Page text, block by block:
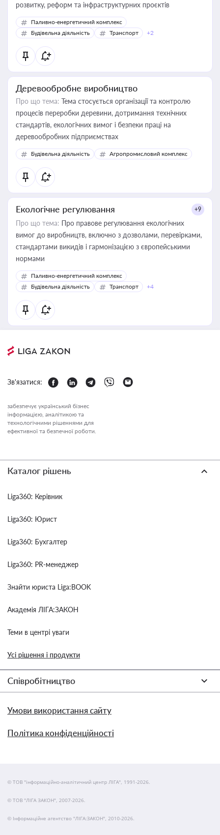
розвитку, реформ та інфраструктурних проєктів
Паливно-енергетичний комплекс
Будівельна діяльність
Транспорт +2
Деревообробне виробництво
Про що тема: Тема стосується організації та контролю
процесів переробки деревини, дотримання технічних
стандартів, екологічних вимог і безпеки праці на
деревообробних підприємствах
Будівельна діяльність Агропромисловий комплекс
Екологічне регулювання +9
Про що тема: Про правове регулювання екологічних
вимог до виробництв, включно з дозволами, перевірками,
стандартами викидів і гармонізацією з європейськими
нормами
Паливно-енергетичний комплекс
Будівельна діяльність
Транспорт +4
Зв'язатися:
забезпечує український бізнес
інформацією, аналітикою та
технологічними рішеннями для
ефективної та безпечної роботи.
Каталог рішень
Liga360: Керівник
Liga360: Юрист
Liga360: Бухгалтер
Liga360: PR-менеджер
Знайти юриста Liga:BOOK
Академія ЛІГА:ЗАКОН
Теми в центрі уваги
Усі рішення і продукти
Співробітництво
Умови використання сайту
Політика конфіденційності
© ТОВ "інформаційно-аналітичний центр ЛІГА", 1991-2026.
© ТОВ "ЛІГА ЗАКОН", 2007-2026.
© Інформаційне агентство "ЛІГА:ЗАКОН", 2010-2026.